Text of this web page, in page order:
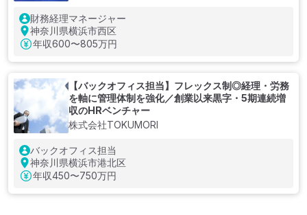
財務経理マネージャー
神奈川県横浜市西区
年収600〜805万円
【バックオフィス担当】フレックス制◎経理・労務
を軸に管理体制を強化／創業以来黒字・5期連続増
収のHRベンチャー
株式会社TOKUMORI
バックオフィス担当
神奈川県横浜市港北区
年収450〜750万円